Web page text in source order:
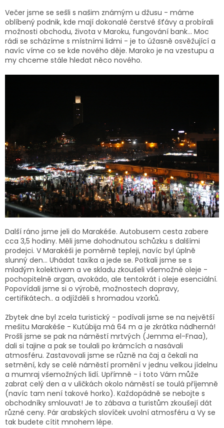
Večer jsme se sešli s našim známým u džusu - máme
oblíbený podnik, kde mají dokonalé čerstvé šťávy a probírali
možnosti obchodu, života v Maroku, fungování bank... Moc
rádi se scházíme s místními lidmi - je to úžasně osvěžující a
navíc víme co se kde nového děje. Maroko je na vzestupu a
my chceme stále hledat něco nového.
Další ráno jsme jeli do Marakéše. Autobusem cesta zabere
cca 3,5 hodiny. Měli jsme dohodnutou schůzku s dalšími
prodejci. V Marakéši je poměrně tepleji, navíc byl úplně
slunný den... Uhádat taxíka a jede se. Potkali jsme se s
mladým kolektivem a ve skladu zkoušeli všemožné oleje -
pochopitelně argan, avokádo, ale tentokrát i oleje esenciální.
Popovídali jsme si o výrobě, možnostech dopravy,
certifikátech.. a odjížděli s hromadou vzorků.
Zbytek dne byl zcela turistický - podívali jsme se na největší
mešitu Marakéše - Kutúbija má 64 m a je zkrátka nádherná!
Prošli jsme se pak na náměstí mrtvých (Jemma el-Fnaa),
dali si tajine a pak se toulali po krámcích a nasávali
atmosféru. Zastavovali jsme se různě na čaj a čekali na
setmění, kdy se celé náměstí promění v jednu velkou jídelnu
a mumraj všemožných lidí. Upřímně - i toto Vám může
zabrat celý den a v uličkách okolo náměstí se toulá příjemně
(navíc tam není takové horko). Každopádně se nebojte s
obchodníky smlouvat! Je to zábava a turistům zkoušejí dát
různé ceny. Pár arabských slovíček uvolní atmosféru a Vy se
tak budete cítit mnohem lépe.